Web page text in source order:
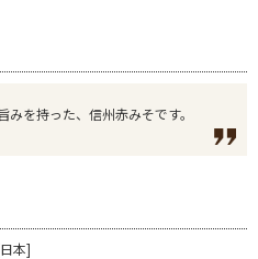
を持った、信州赤みそです。
本]